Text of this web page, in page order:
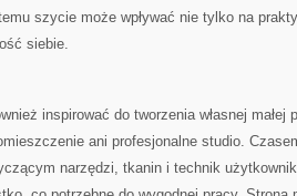
szycie może wpływać nie tylko na
siebie.
inspirować do tworzenia własnej małej
ani profesjonalne studio.
narzędzi, tkanin i technik